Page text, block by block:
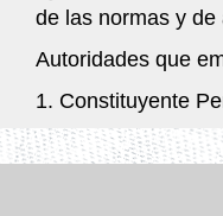
de las normas y
Autoridades que
1. Constituyente
2. Sexagésima